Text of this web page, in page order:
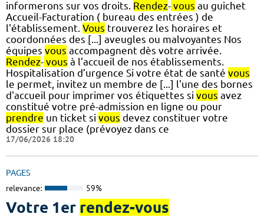
informerons sur vos droits. Rendez- vous au guichet
Accueil-Facturation ( bureau des entrées ) de
l'établissement. Vous trouverez les horaires et
coordonnées des [...] aveugles ou malvoyantes Nos
équipes vous accompagnent dès votre arrivée.
Rendez- vous à l’accueil de nos établissements.
Hospitalisation d’urgence Si votre état de santé vous
le permet, invitez un membre de [...] l'une des bornes
d'accueil pour imprimer vos étiquettes si vous avez
constitué votre pré-admission en ligne ou pour
prendre un ticket si vous devez constituer votre
dossier sur place (prévoyez dans ce
17/06/2026 18:20
PAGES
relevance: 59%
Votre 1er rendez-vous